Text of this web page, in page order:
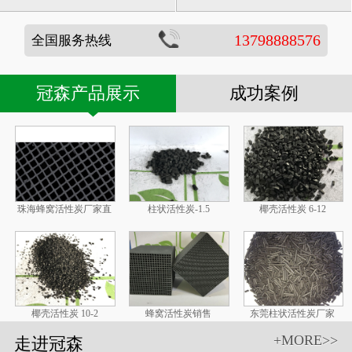
全国服务热线 13798888576
冠森产品展示 成功案例
珠海蜂窝活性炭厂家直 柱状活性炭-1.5 椰壳活性炭 6-12
椰壳活性炭 10-2 蜂窝活性炭销售 东莞柱状活性炭厂家
+MORE>>
走进冠森